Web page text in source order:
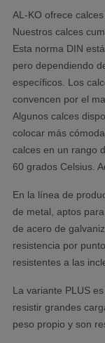
AL-KO ofrece
Nuestros calces
Esta norma DIN
pero dependiendo
específicos. Los
convencen por el
Algunos calces
colocar más
calces en un rango
60 grados Celsius.
En la línea de
de metal, aptos
de acero de
resistencia por
resistentes a las
La variante PLUS
resistir grandes
peso propio y son